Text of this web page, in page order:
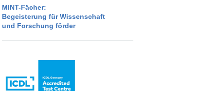
MINT-Fächer:
Begeisterung für Wissenschaft
und Forschung förder